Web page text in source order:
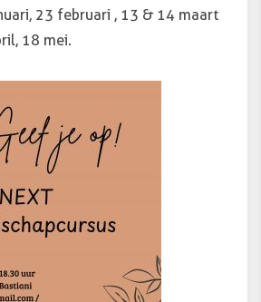
23 februari , 13 & 14 maart
18 mei.